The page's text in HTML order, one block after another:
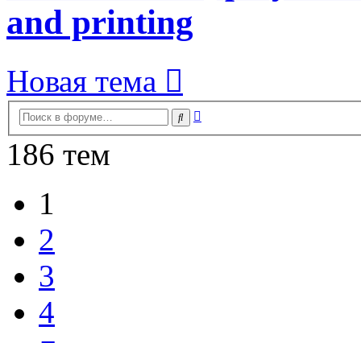
and printing
Новая тема
Поиск
186 тем
1
2
3
4